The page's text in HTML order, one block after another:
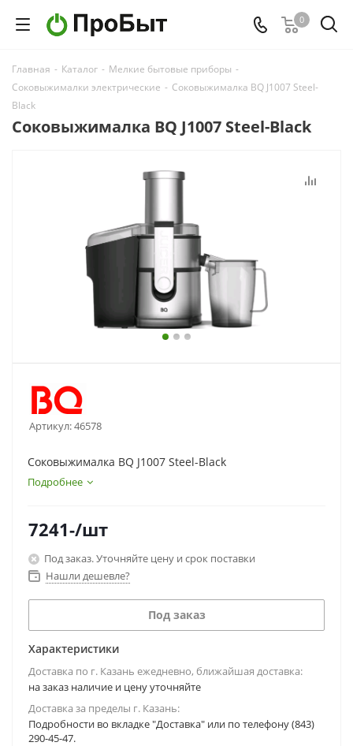
0
Главная - Каталог - Мелкие бытовые приборы -
Соковыжималки электрические - Соковыжималка BQ J1007 Steel-
Black
Соковыжималка BQ J1007 Steel-Black
Артикул:46578
Соковыжималка BQ J1007 Steel-Black
Подробнее
7241-/шт
Под заказ. Уточняйте цену и срок поставки
Нашли дешевле?
Под заказ
Характеристики
Доставка по г. Казань ежедневно, ближайшая доставка:
на заказ наличие и цену уточняйте
Доставка за пределы г. Казань:
Подробности во вкладке "Доставка" или по телефону (843)
290-45-47.